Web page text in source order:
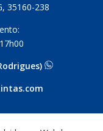
35160-238